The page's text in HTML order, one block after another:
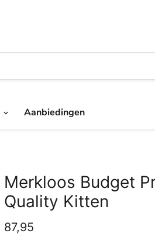
Aanbiedingen
Merkloos Budget
Quality Kitten
Huidige prijs
87,95